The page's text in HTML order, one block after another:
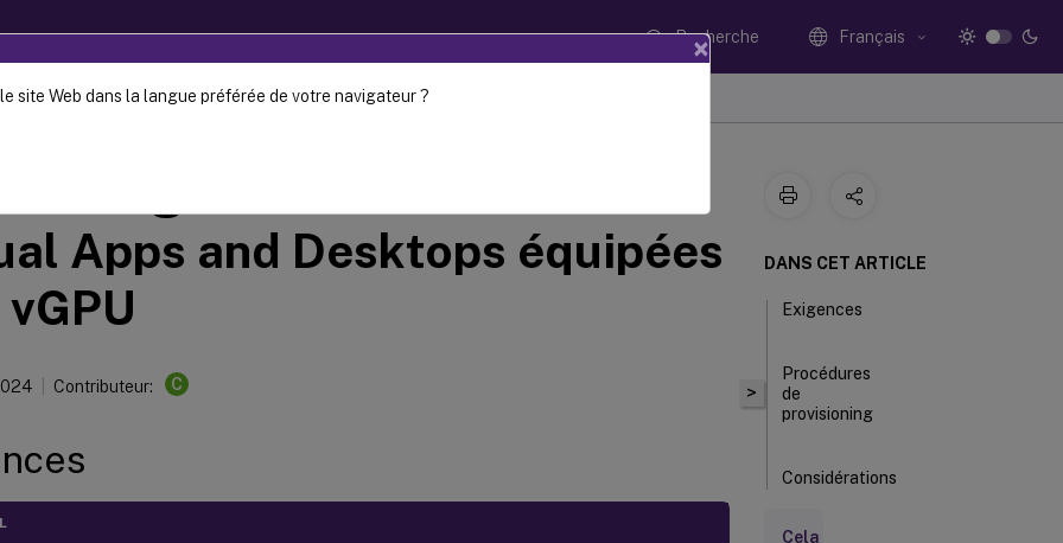
Recherche Français
Citrix Provisioning 2209
Apps and Desktops équipées
vGPU
Contributeur: C >
DANS CET ARTICLE
Exigences
Procédures
de
provisioning
Considérations
Citrix
Cela
×
site Web dans la langue préférée de votre navigateur ?